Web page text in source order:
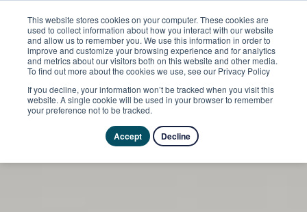
This website stores cookies on your computer. These cookies are
used to collect information about how you interact with our website
and allow us to remember you. We use this information in order to
improve and customize your browsing experience and for analytics
and metrics about our visitors both on this website and other media.
To find out more about the cookies we use, see our Privacy Policy
If you decline, your information won’t be tracked when you visit this
website. A single cookie will be used in your browser to remember
your preference not to be tracked.
Accept Decline